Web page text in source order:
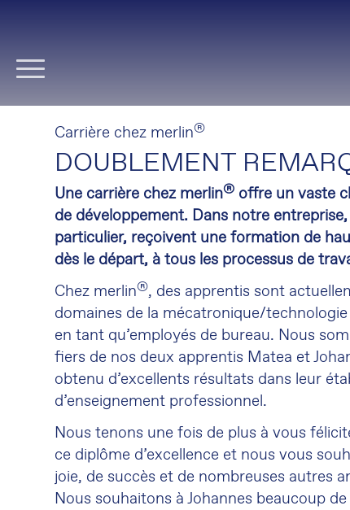
contenu
Carrière chez merlin®
DOUBLEMENT
Une carrière chez merlin® offre un vaste
de développement. Dans notre
particulier, reçoivent une formation de
dès le départ, à tous les processus de
Chez merlin®, des apprentis sont
domaines de la mécatronique/technologie
en tant qu’employés de bureau. Nous
fiers de nos deux apprentis Matea et
obtenu d’excellents résultats dans leur
d’enseignement professionnel.
Nous tenons une fois de plus à vous
ce diplôme d’excellence et nous vous
joie, de succès et de nombreuses autres
Nous souhaitons à Johannes beaucoup